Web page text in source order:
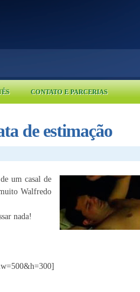
CONTATO E PARCERIAS
de estimação
um casal de
Walfredo
nada!